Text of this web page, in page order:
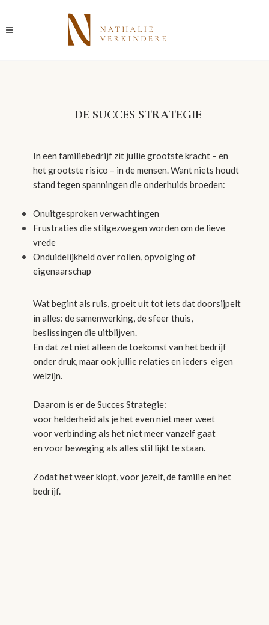
DE SUCCES STRATEGIE
In een familiebedrijf zit jullie grootste kracht – en
het grootste risico – in de mensen. Want niets houdt
stand tegen spanningen die onderhuids broeden:
Onuitgesproken verwachtingen
Frustraties die stilgezwegen worden om de lieve
vrede
Onduidelijkheid over rollen, opvolging of
eigenaarschap
Wat begint als ruis, groeit uit tot iets dat doorsijpelt
in alles: de samenwerking, de sfeer thuis,
beslissingen die uitblijven.
En dat zet niet alleen de toekomst van het bedrijf
onder druk, maar ook jullie relaties en ieders eigen
welzijn.
Daarom is er de Succes Strategie:
voor helderheid als je het even niet meer weet
voor verbinding als het niet meer vanzelf gaat
en voor beweging als alles stil lijkt te staan.
Zodat het weer klopt, voor jezelf, de familie en het
bedrijf.